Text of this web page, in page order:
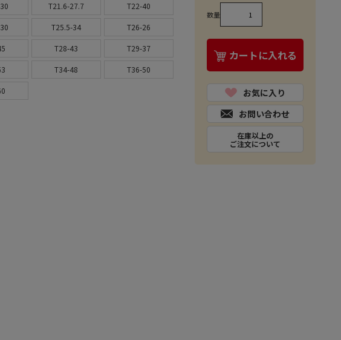
T21.6-27.7 T22-40
T25.5-34 T26-26
T28-43 T29-37
T34-48 T36-50
数量
カートに入れる
お気に入り
お問い合わせ
在庫以上の
ご注文について